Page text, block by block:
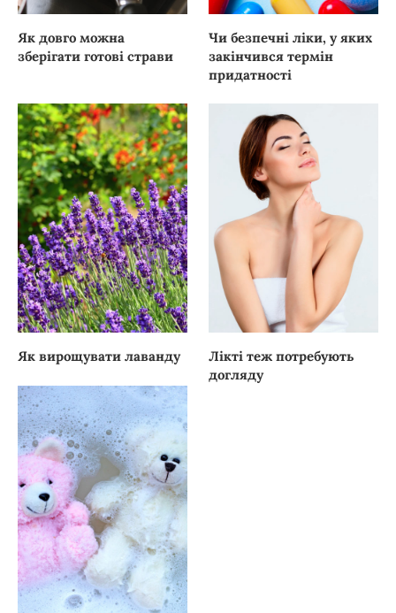
Як довго можна
зберігати готові страви
Чи безпечні ліки, у яких
закінчився термін
придатності
Як вирощувати лаванду
Лікті теж потребують
догляду